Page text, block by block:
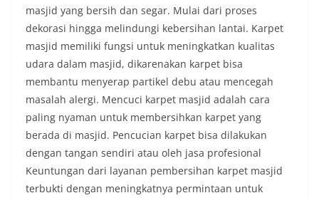
masjid yang bersih dan segar. Mulai dari proses
dekorasi hingga melindungi kebersihan lantai. Karpet
masjid memiliki fungsi untuk meningkatkan kualitas
udara dalam masjid, dikarenakan karpet bisa
membantu menyerap partikel debu atau mencegah
masalah alergi. Mencuci karpet masjid adalah cara
paling nyaman untuk membersihkan karpet yang
berada di masjid. Pencucian karpet bisa dilakukan
dengan tangan sendiri atau oleh jasa profesional
Keuntungan dari layanan pembersihan karpet masjid
terbukti dengan meningkatnya permintaan untuk